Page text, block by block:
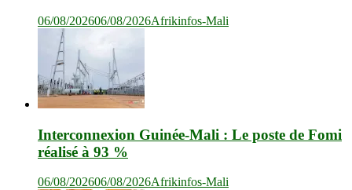
06/08/202606/08/2026Afrikinfos-Mali
Interconnexion Guinée-Mali : Le poste de Fomi
réalisé à 93 %
06/08/202606/08/2026Afrikinfos-Mali